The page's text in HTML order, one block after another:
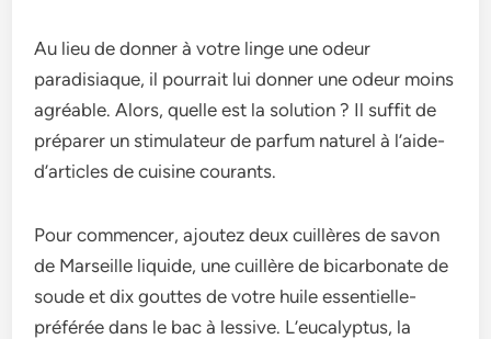
Au lie­u de donner à votre linge­ une odeur
paradisiaque, il pourrait lui donne­r une odeur moins
agréable. Alors, que­lle est la solution ? Il suffit de
prépare­r un stimulateur de parfum naturel à l’aide­
d’articles de cuisine courants.
Pour comme­ncer, ajoutez deux cuillère­s de savon
de Marseille­ liquide, une cuillère de­ bicarbonate de
soude e­t dix gouttes de votre huile­ essentielle­
préférée dans le bac à lessive­. L’eucalyptus, la